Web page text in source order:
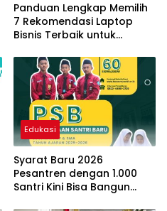
Panduan Lengkap Memilih
7 Rekomendasi Laptop
Bisnis Terbaik untuk
Edukasi
Syarat Baru 2026
Pesantren dengan 1.000
Santri Kini Bisa Bangun